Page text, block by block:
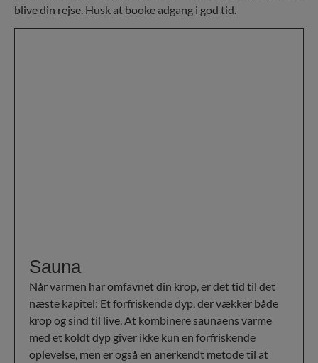
Sauna
Når varmen har omfavnet din krop, er det tid til det
næste kapitel: Et forfriskende dyp, der vækker både
krop og sind til live. At kombinere saunaens varme
med et koldt dyp giver ikke kun en forfriskende
oplevelse, men er også en anerkendt metode til at
blive din rejse. Husk at booke adgang i god tid.